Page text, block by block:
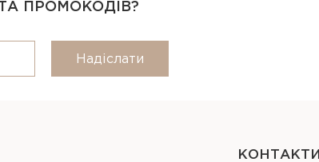
ПРОМОКОДІВ?
Надіслати
КОНТАКТИ